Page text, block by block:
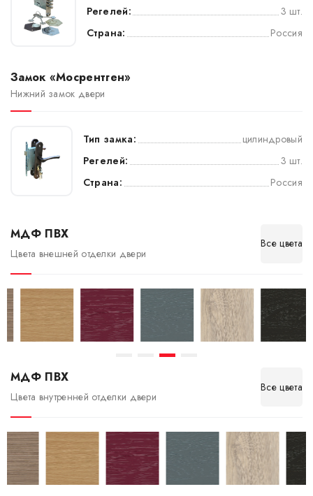
Регелей:
3 шт.
Страна:
Россия
Замок «Мосрентген»
Нижний замок двери
Тип замка:
цилиндровый
Регелей:
3 шт.
Страна:
Россия
МДФ ПВХ
Цвета внешней отделки двери
Все цвета
МДФ ПВХ
Цвета внутренней отделки двери
Все цвета